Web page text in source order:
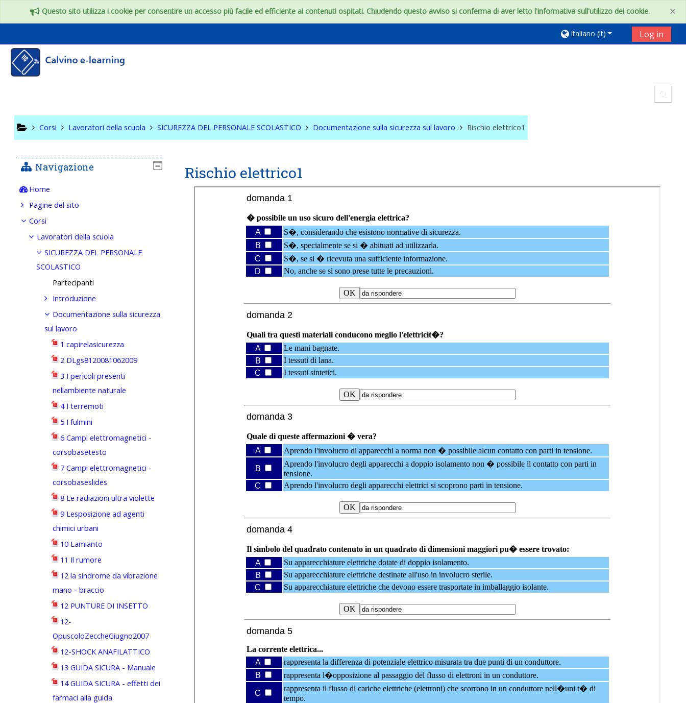
×
Questo sito utilizza i cookie per consentire un accesso più facile ed efficiente ai contenuti ospitati. Chiudendo questo avviso si conferma di aver letto l'informativa sull'utilizzo dei cookie.
Italiano ‎(it)‎ Log in
Corsi Lavoratori della scuola SICUREZZA DEL PERSONALE SCOLASTICO Documentazione sulla sicurezza sul lavoro Rischio elettrico1
Rischio elettrico1
Navigazione
Home
Pagine del sito
Corsi
Lavoratori della scuola
SICUREZZA DEL PERSONALE
SCOLASTICO
Partecipanti
Introduzione
Documentazione sulla sicurezza
sul lavoro
1 capirelasicurezza
2 DLgs8120081062009
3 I pericoli presenti
nellambiente naturale
4 I terremoti
5 I fulmini
6 Campi elettromagnetici -
corsobasetesto
7 Campi elettromagnetici -
corsobaseslides
8 Le radiazioni ultra violette
9 Lesposizione ad agenti
chimici urbani
10 Lamianto
11 Il rumore
12 la sindrome da vibrazione
mano - braccio
12 PUNTURE DI INSETTO
12-
OpuscoloZeccheGiugno2007
12-SHOCK ANAFILATTICO
13 GUIDA SICURA - Manuale
14 GUIDA SICURA - effetti dei
farmaci alla guida